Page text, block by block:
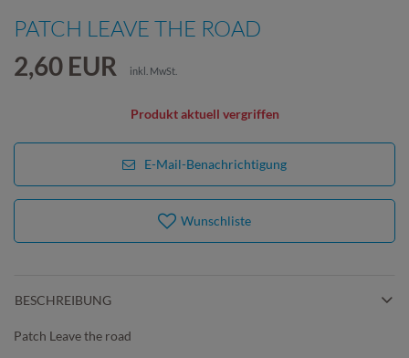
PATCH LEAVE THE ROAD
2,60 EUR inkl. MwSt.
E-Mail-Benachrichtigung
Produkt aktuell vergriffen
Wunschliste
BESCHREIBUNG
Patch Leave the road